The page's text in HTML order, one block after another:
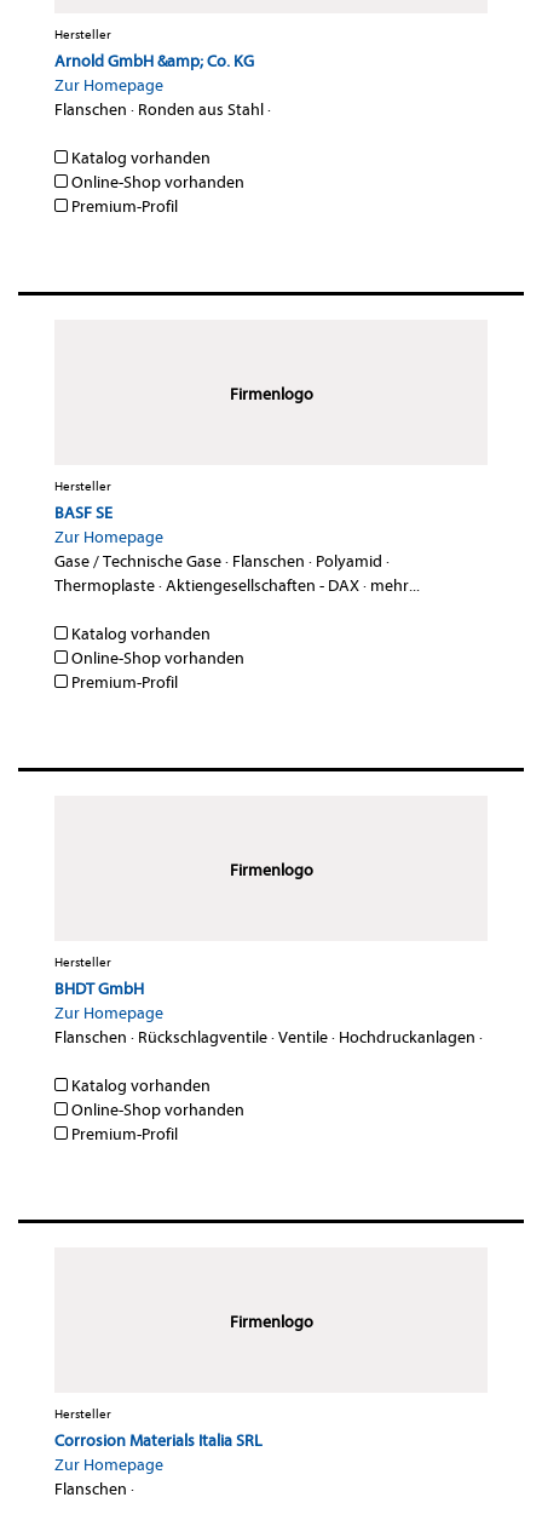
Hersteller
Arnold GmbH &amp; Co. KG
Zur Homepage
Flanschen · Ronden aus Stahl·
Katalog vorhanden
Online-Shop vorhanden
Premium-Profil
Firmenlogo
Hersteller
BASF SE
Zur Homepage
Gase / Technische Gase· Flanschen · Polyamid ·
Thermoplaste·Aktiengesellschaften - DAX· mehr...
Katalog vorhanden
Online-Shop vorhanden
Premium-Profil
Firmenlogo
Hersteller
BHDT GmbH
Zur Homepage
Flanschen · Rückschlagventile·Ventile· Hochdruckanlagen ·
Katalog vorhanden
Online-Shop vorhanden
Premium-Profil
Firmenlogo
Hersteller
Corrosion Materials Italia SRL
Zur Homepage
Flanschen ·